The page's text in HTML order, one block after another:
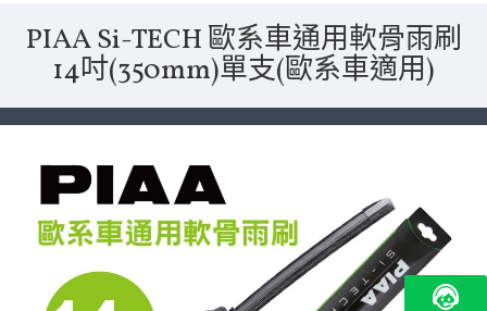
PIAA Si-TECH 歐系車通用軟骨雨刷
14吋(350mm)單支(歐系車適用)